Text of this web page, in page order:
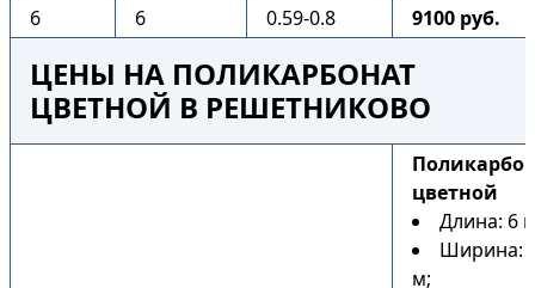
6
6 0.59-0.8 9100 руб.
ЦЕНЫ НА ПОЛИКАРБОНАТ
ЦВЕТНОЙ В РЕШЕТНИКОВО
цветной
Длина: 6
Ширина:
м;